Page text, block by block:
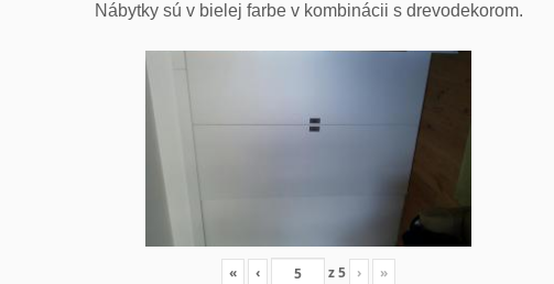
Nábytky sú v bielej farbe v kombinácii s drevodekorom.
« ‹ z5 › »